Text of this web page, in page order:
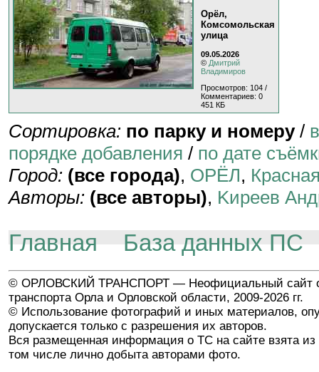
Орёл,
Комсомольская
улица
09.05.2026
© Дмитрий
Владимиров
Просмотров: 104 /
Комментариев: 0
451 КБ
Сортировка: по парку и номеру/
порядке добавления / по дате
Город: (все города), ОРЁЛ,
Авторы: (все авторы), Kиpeeв
Главная База данных ПС
© ОРЛОВСКИЙ ТРАНСПОРТ — Неофициальный сайт
транспорта Орла и Орловской области, 2009-2026 гг.
© Использование фотографий и иных материалов,
допускается только с разрешения их авторов.
Вся размещенная информация о ТС на сайте взята из
том числе лично добыта авторами фото.